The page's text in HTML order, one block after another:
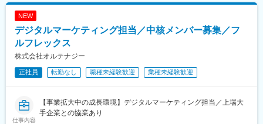
駅、北小金駅、下総中山駅、南船橋駅、八千代台駅、新検見川
駅、北松戸駅、西千葉駅、東船橋駅、京成八幡駅、みなとみらい
駅、横浜駅、海老名駅(相模線)、茅ケ崎駅、関内駅、菊名駅、橋本
駅、新杉田駅、神奈川新町駅、青葉台駅、川崎駅、相模大野駅、
日吉駅(神奈川県)、武蔵小杉駅、平塚駅、本厚木駅、戸塚駅、北新
地駅、心斎橋駅、谷町四丁目駅、なんば駅(地下鉄)、鶴橋駅、玉造
NEW
デジタルマーケティング担当／中核メンバー募集／フ
ルフレックス
株式会社オルテナジー
正社員 転勤なし 職種未経験歓迎 業種未経験歓迎
仕事内容
【事業拡大中の成長環境】デジタルマーケティング担当／上場大
手企業との協業あり